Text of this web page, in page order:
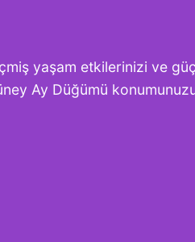
yaşam etkilerinizi ve
Ay Düğümü